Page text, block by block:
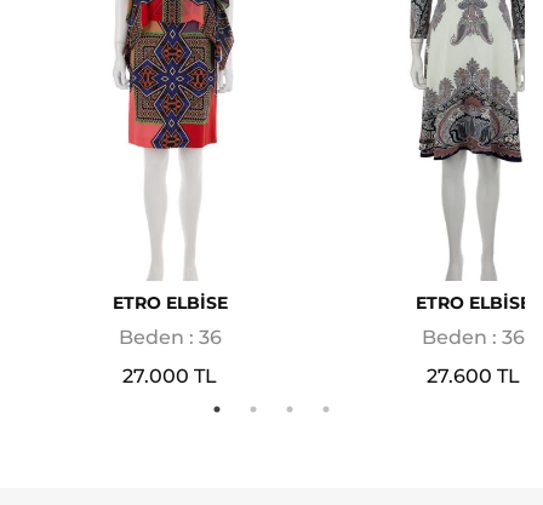
ETRO ELBİSE
Beden : 36
27.000 TL
ETRO ELBİSE
Beden : 36
27.600 TL